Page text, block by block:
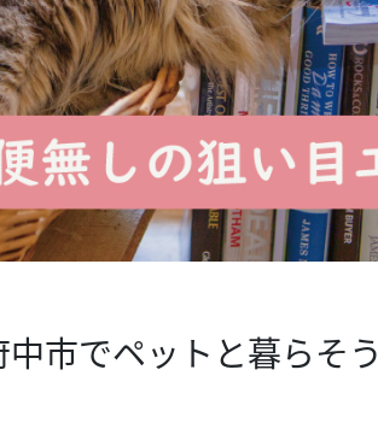
市でペットと暮らそう